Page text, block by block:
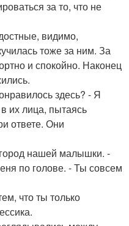
за то, что не
видимо,
тоже за ним. За
и спокойно. Наконец
здесь? - Я
их лица, пытаясь
ответе. Они
нашей малышки. -
по голове. - Ты совсем
что ты только